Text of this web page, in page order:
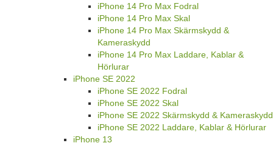
iPhone 14 Pro Max Fodral
iPhone 14 Pro Max Skal
iPhone 14 Pro Max Skärmskydd &
Kameraskydd
iPhone 14 Pro Max Laddare, Kablar &
Hörlurar
iPhone SE 2022
iPhone SE 2022 Fodral
iPhone SE 2022 Skal
iPhone SE 2022 Skärmskydd & Kameraskydd
iPhone SE 2022 Laddare, Kablar & Hörlurar
iPhone 13